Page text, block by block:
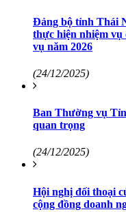
Đảng bộ tỉnh Thái
thực hiện nhiệm
vụ năm 2026
(24/12/2025)
Ban Thường vụ
quan trọng
(24/12/2025)
Hội nghị đối thoại
cộng đồng doanh